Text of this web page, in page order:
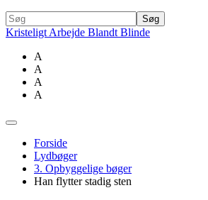
Kristeligt Arbejde Blandt Blinde
A
A
A
A
Forside
Lydbøger
3. Opbyggelige bøger
Han flytter stadig sten